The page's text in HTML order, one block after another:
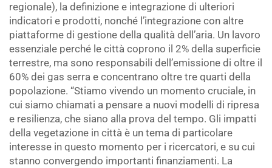
regionale), la definizione e integrazione di ulteriori
indicatori e prodotti, nonché l’integrazione con altre
piattaforme di gestione della qualità dell’aria. Un lavoro
essenziale perché le città coprono il 2% della superficie
terrestre, ma sono responsabili dell’emissione di oltre il
60% dei gas serra e concentrano oltre tre quarti della
popolazione. “Stiamo vivendo un momento cruciale, in
cui siamo chiamati a pensare a nuovi modelli di ripresa
e resilienza, che siano alla prova del tempo. Gli impatti
della vegetazione in città è un tema di particolare
interesse in questo momento per i ricercatori, e su cui
stanno convergendo importanti finanziamenti. La